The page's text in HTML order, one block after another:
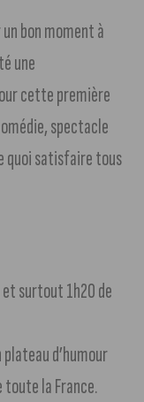
bon moment à
une
cette première
spectacle
quoi satisfaire tous
surtout 1h20 de
d’humour
toute la France.